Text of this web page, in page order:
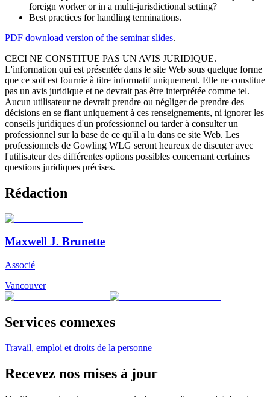
foreign worker or in a multi-jurisdictional setting?
Best practices for handling terminations.
PDF download version of the seminar slides.
CECI NE CONSTITUE PAS UN AVIS JURIDIQUE.
L'information qui est présentée dans le site Web sous quelque forme
que ce soit est fournie à titre informatif uniquement. Elle ne constitue
pas un avis juridique et ne devrait pas être interprétée comme tel.
Aucun utilisateur ne devrait prendre ou négliger de prendre des
décisions en se fiant uniquement à ces renseignements, ni ignorer les
conseils juridiques d'un professionnel ou tarder à consulter un
professionnel sur la base de ce qu'il a lu dans ce site Web. Les
professionnels de Gowling WLG seront heureux de discuter avec
l'utilisateur des différentes options possibles concernant certaines
questions juridiques précises.
Rédaction
Maxwell J. Brunette
Associé
Vancouver
Services connexes
Travail, emploi et droits de la personne
Recevez nos mises à jour